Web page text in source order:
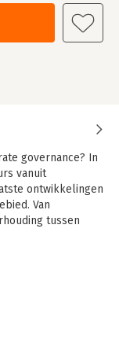
governance? In
vanuit
ontwikkelingen
Van
tussen
auteurs
uiteenlopende
in Nederland
vormt. U vindt